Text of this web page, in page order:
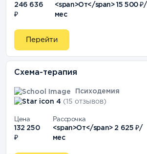
246 636
₽
<span>От</span> 15 500 ₽/
мес
Перейти
Схема-терапия
Психодемия
4 (15 отзывов)
Цена
132 250
₽
Рассрочка
<span>От</span> 2 625 ₽/
мес